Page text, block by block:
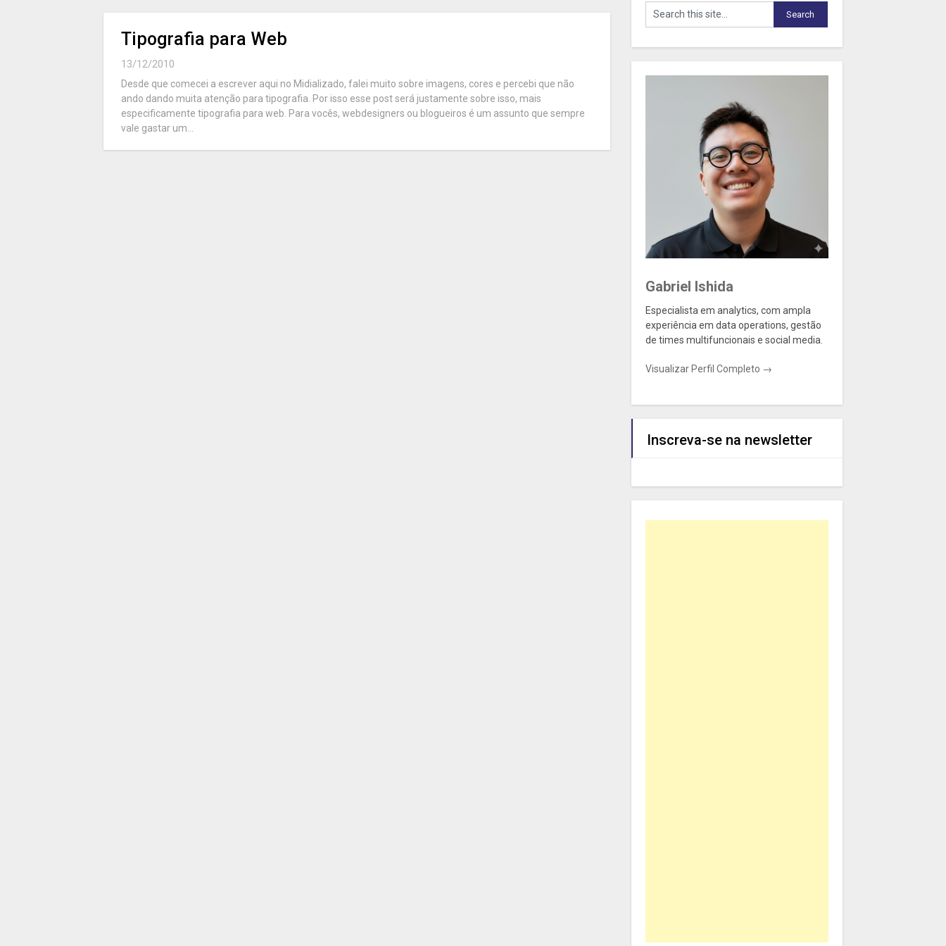
Tipografia para Web
13/12/2010
Desde que comecei a escrever aqui no Midializado, falei muito sobre imagens, cores e percebi que não
ando dando muita atenção para tipografia. Por isso esse post será justamente sobre isso, mais
especificamente tipografia para web. Para vocês, webdesigners ou blogueiros é um assunto que sempre
vale gastar um...
Gabriel Ishida
Especialista em analytics, com ampla
experiência em data operations, gestão
de times multifuncionais e social media.
Visualizar Perfil Completo →
Inscreva-se na newsletter